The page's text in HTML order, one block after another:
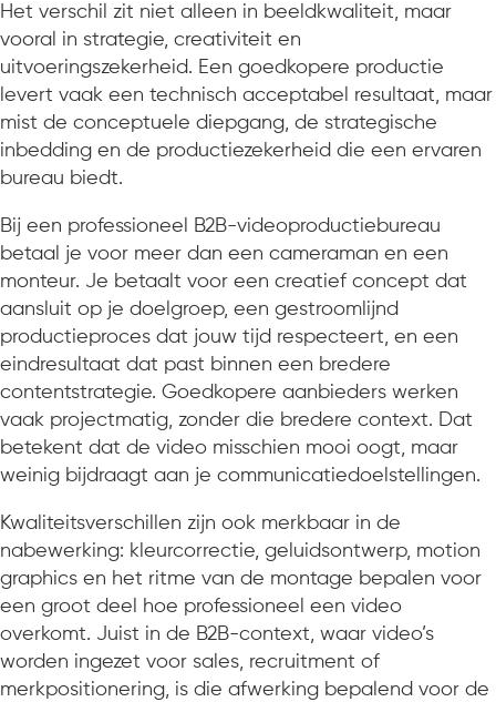
Het verschil zit niet alleen in beeldkwaliteit, maar
vooral in strategie, creativiteit en
uitvoeringszekerheid. Een goedkopere productie
levert vaak een technisch acceptabel resultaat, maar
mist de conceptuele diepgang, de strategische
inbedding en de productiezekerheid die een ervaren
bureau biedt.
Bij een professioneel B2B-videoproductiebureau
betaal je voor meer dan een cameraman en een
monteur. Je betaalt voor een creatief concept dat
aansluit op je doelgroep, een gestroomlijnd
productieproces dat jouw tijd respecteert, en een
eindresultaat dat past binnen een bredere
contentstrategie. Goedkopere aanbieders werken
vaak projectmatig, zonder die bredere context. Dat
betekent dat de video misschien mooi oogt, maar
weinig bijdraagt aan je communicatiedoelstellingen.
Kwaliteitsverschillen zijn ook merkbaar in de
nabewerking: kleurcorrectie, geluidsontwerp, motion
graphics en het ritme van de montage bepalen voor
een groot deel hoe professioneel een video
overkomt. Juist in de B2B-context, waar video’s
worden ingezet voor sales, recruitment of
merkpositionering, is die afwerking bepalend voor de